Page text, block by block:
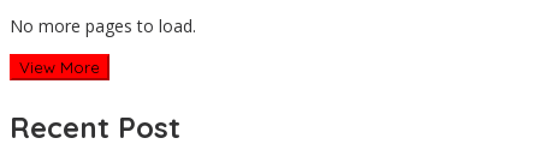
No more pages to load.
View More
Recent Post